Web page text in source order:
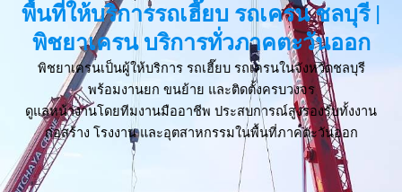
พื้นที่ให้บริการรถเฮี๊ยบ รถเครน ชลบุรี |
พิชยาเครน บริการทั่วภาคตะวันออก
พิชยาเครนเป็นผู้ให้บริการ รถเฮี๊ยบ รถเครนในจังหวัดชลบุรี
พร้อมงานยก ขนย้าย และติดตั้งครบวงจร
ดูแลหน้างานโดยทีมงานมืออาชีพ ประสบการณ์สูงรองรับทั้งงาน
ก่อสร้าง โรงงาน และอุตสาหกรรมในพื้นที่ภาคตะวันออก